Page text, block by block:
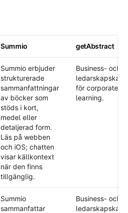
Summio getAbstract
Summio erbjuder
strukturerade
sammanfattningar
av böcker som
stöds i kort,
medel eller
detaljerad form.
Läs på webben
och iOS; chatten
visar källkontext
när den finns
tillgänglig.
Business- och
för corporate
learning.
Summio
sammanfattar
Business- och